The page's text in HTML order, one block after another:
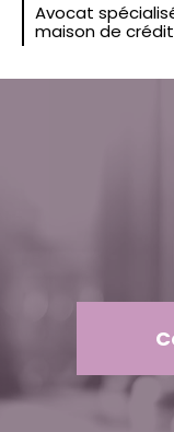
Avocat
maison de